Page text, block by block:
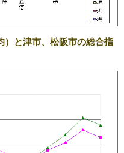
）と津市、松阪市の総合指